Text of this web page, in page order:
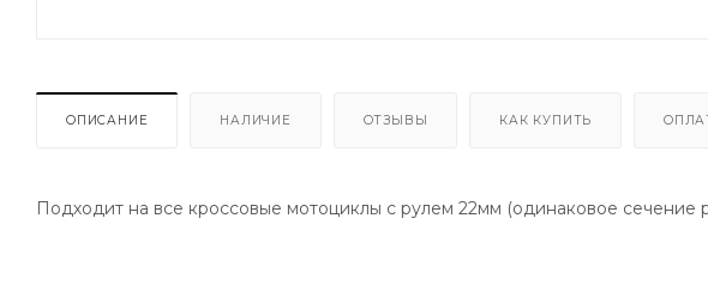
ОПИСАНИЕ НАЛИЧИЕ ОТЗЫВЫ КАК КУПИТЬ
Подходит на все кроссовые мотоциклы с рулем 22мм (одинаковое сечение